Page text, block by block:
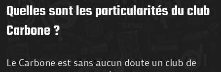
Quelles sont les particularités du club
Carbone ?
Le Carbone est sans aucun doute un club de